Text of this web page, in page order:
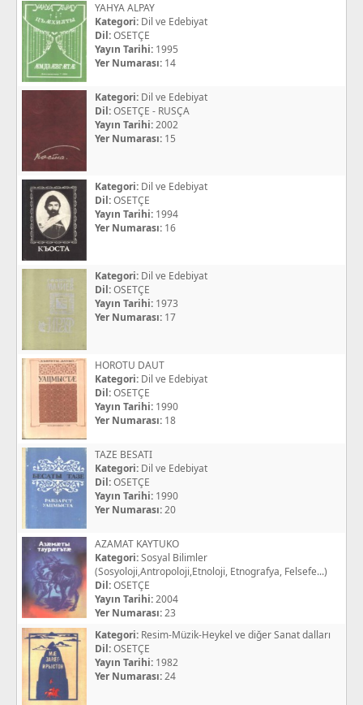
YAHYA ALPAY
Kategori: Dil ve Edebiyat
Dil:OSETÇE
Yayın Tarihi: 1995
Yer Numarası: 14
Kategori: Dil ve Edebiyat
Dil:OSETÇE - RUSÇA
Yayın Tarihi:2002
Yer Numarası: 15
Kategori: Dil ve Edebiyat
Dil:OSETÇE
Yayın Tarihi: 1994
Yer Numarası: 16
Kategori: Dil ve Edebiyat
Dil:OSETÇE
Yayın Tarihi: 1973
Yer Numarası: 17
HOROTU DAUT
Kategori: Dil ve Edebiyat
Dil:OSETÇE
Yayın Tarihi: 1990
Yer Numarası: 18
TAZE BESATI
Kategori: Dil ve Edebiyat
Dil:OSETÇE
Yayın Tarihi: 1990
Yer Numarası:20
AZAMAT KAYTUKO
Kategori:Sosyal Bilimler
(Sosyoloji,Antropoloji,Etnoloji, Etnografya, Felsefe...)
Dil:OSETÇE
Yayın Tarihi:2004
Yer Numarası:23
Kategori: Resim-Müzik-Heykel ve diğer Sanat dalları
Dil:OSETÇE
Yayın Tarihi: 1982
Yer Numarası:24